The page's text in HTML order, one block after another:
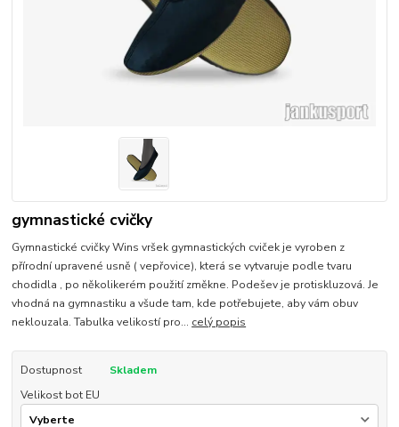
gymnastické cvičky
Gymnastické cvičky Wins vršek gymnastických cviček je vyroben z
přírodní upravené usně ( vepřovice), která se vytvaruje podle tvaru
chodidla , po několikerém použití změkne. Podešev je protiskluzová. Je
vhodná na gymnastiku a všude tam, kde potřebujete, aby vám obuv
neklouzala. Tabulka velikostí pro... celý popis
Dostupnost
Skladem
Velikost bot EU